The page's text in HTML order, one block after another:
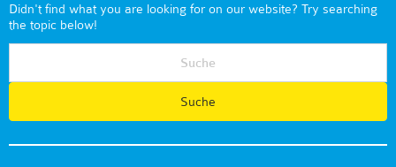
Didn't find what you are looking for on our website? Try searching
the topic below!